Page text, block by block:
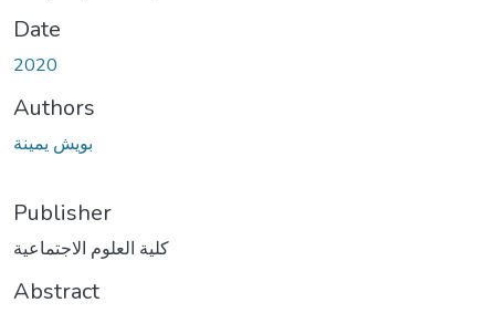
Date
2020
Authors
بويش يمينة
Publisher
كلية العلوم الاجتماعية
Abstract